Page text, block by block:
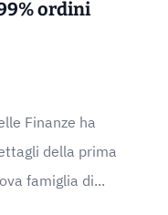
ordini
Finanze ha
della prima
famiglia di...